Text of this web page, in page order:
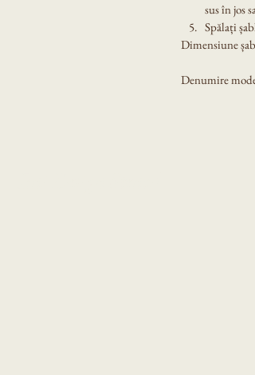
sus în jos
Spălați
Dimensiune
Denumire